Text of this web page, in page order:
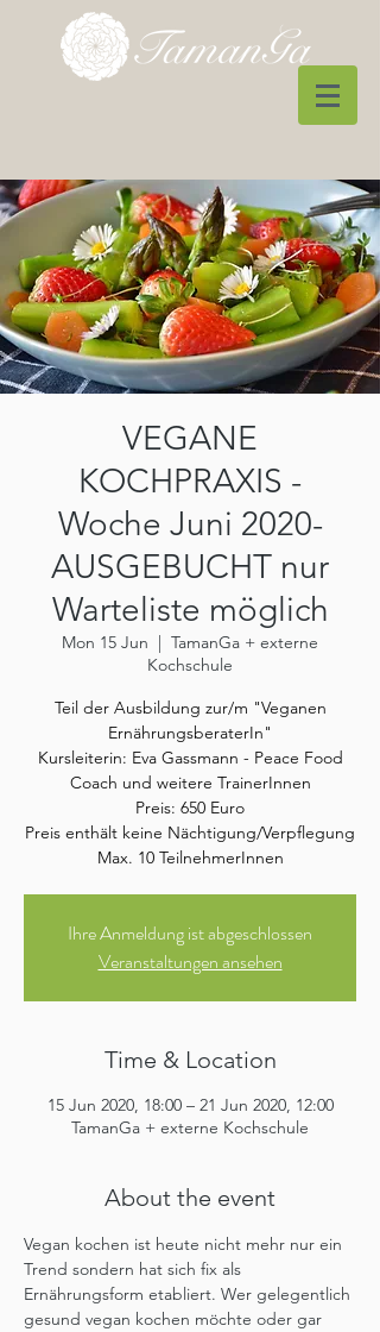
VEGANE
KOCHPRAXIS -
Woche Juni 2020-
AUSGEBUCHT nur
Warteliste möglich
Mon 15 Jun
  |
TamanGa + externe
Kochschule
Teil der Ausbildung zur/m "Veganen
ErnährungsberaterIn"
Kursleiterin: Eva Gassmann - Peace Food
Coach und weitere TrainerInnen
Preis: 650 Euro
Preis enthält keine Nächtigung/Verpflegung
Max. 10 TeilnehmerInnen
Ihre Anmeldung ist abgeschlossen
Veranstaltungen ansehen
Time & Location
15 Jun 2020, 18:00 – 21 Jun 2020, 12:00
TamanGa + externe Kochschule
About the event
Vegan kochen ist heute nicht mehr nur ein
Trend sondern hat sich fix als
Ernährungsform etabliert. Wer gelegentlich
gesund vegan kochen möchte oder gar